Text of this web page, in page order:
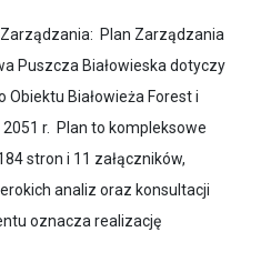
Plan Zarządzania
Puszcza Białowieska dotyczy
Białowieża Forest i
r. Plan to kompleksowe
stron i 11 załączników,
analiz oraz konsultacji
oznacza realizację